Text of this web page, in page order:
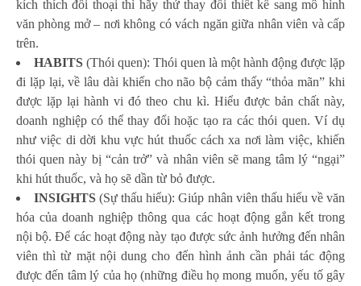
kích thích đối thoại thì hãy thử thay đổi thiết kế sang mô hình
văn phòng mở – nơi không có vách ngăn giữa nhân viên và cấp
trên.
HABITS (Thói quen): Thói quen là một hành động được lặp
đi lặp lại, về lâu dài khiến cho não bộ cảm thấy “thỏa mãn” khi
được lặp lại hành vi đó theo chu kì. Hiểu được bản chất này,
doanh nghiệp có thể thay đổi hoặc tạo ra các thói quen. Ví dụ
như việc di dời khu vực hút thuốc cách xa nơi làm việc, khiến
thói quen này bị “cản trở” và nhân viên sẽ mang tâm lý “ngại”
khi hút thuốc, và họ sẽ dần từ bỏ được.
INSIGHTS (Sự thấu hiểu): Giúp nhân viên thấu hiểu về văn
hóa của doanh nghiệp thông qua các hoạt động gắn kết trong
nội bộ. Để các hoạt động này tạo được sức ảnh hưởng đến nhân
viên thì từ mặt nội dung cho đến hình ảnh cần phải tác động
được đến tâm lý của họ (những điều họ mong muốn, yếu tố gây